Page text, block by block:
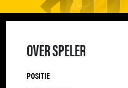
OVER SPELER
POSITIE